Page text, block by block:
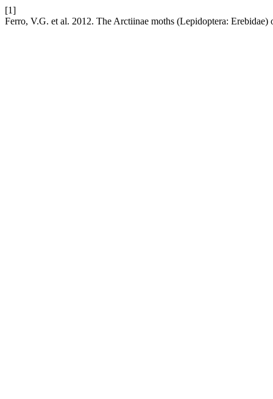
[1]
Ferro, V.G. et al. 2012. The Arctiinae moths (Lepidoptera: Erebidae)